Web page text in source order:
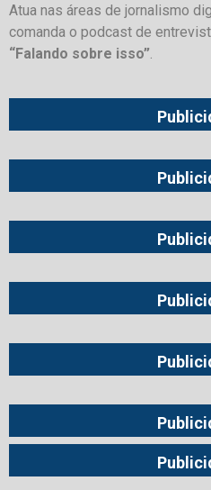
Atua nas áreas de jornalismo
comanda o podcast de
“Falando sobre isso”